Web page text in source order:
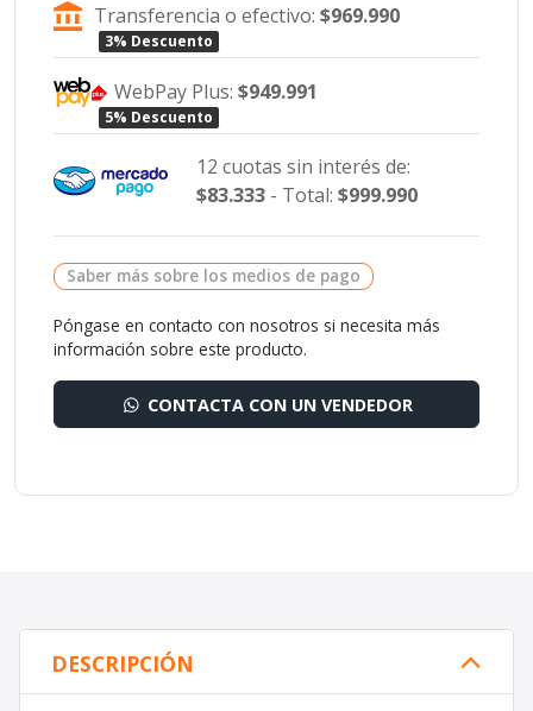
Transferencia o efectivo:$969.990
3% Descuento
WebPay Plus:$949.991
5% Descuento
12 cuotas sin interés de:
$83.333- Total: $999.990
Saber más sobre los medios de pago
Póngase en contacto con nosotros si necesita más
información sobre este producto.
CONTACTA CON UN VENDEDOR
DESCRIPCIÓN